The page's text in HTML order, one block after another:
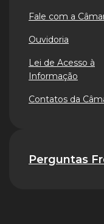
Fale com a
Ouvidoria
Lei de Acesso à
Informação
Contatos da
Perguntas